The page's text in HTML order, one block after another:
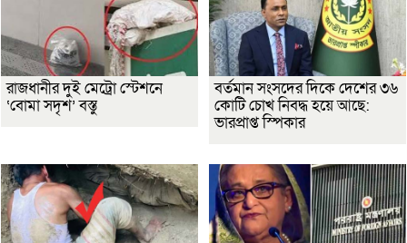
রাজধানীর দুই মেট্রো স্টেশনে
‘বোমা সদৃশ’ বস্তু
বর্তমান সংসদের দিকে দেশের ৩৬
কোটি চোখ নিবদ্ধ হয়ে আছে:
ভারপ্রাপ্ত স্পিকার